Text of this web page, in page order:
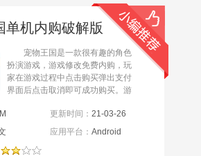
单机内购破解版
版最新版
宠物王国是一款很有趣的角色
扮演游戏，游戏修改免费内购，玩
家在游戏过程中点击购买弹出支付
界面后点击取消即可成功购买。游
经典。玩家在游戏过程中需要跟随
精彩的主线剧情一起，完成...
更新时间： 21-03-26
应用平台： Android